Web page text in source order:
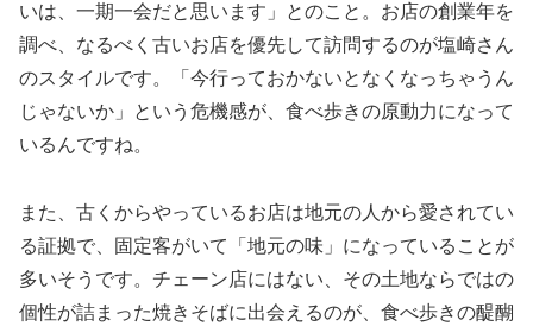
いは、一期一会だと思います」とのこと。お店の創業年を
調べ、なるべく古いお店を優先して訪問するのが塩崎さん
のスタイルです。「今行っておかないとなくなっちゃうん
じゃないか」という危機感が、食べ歩きの原動力になって
いるんですね。
また、古くからやっているお店は地元の人から愛されてい
る証拠で、固定客がいて「地元の味」になっていることが
多いそうです。チェーン店にはない、その土地ならではの
個性が詰まった焼きそばに出会えるのが、食べ歩きの醍醐